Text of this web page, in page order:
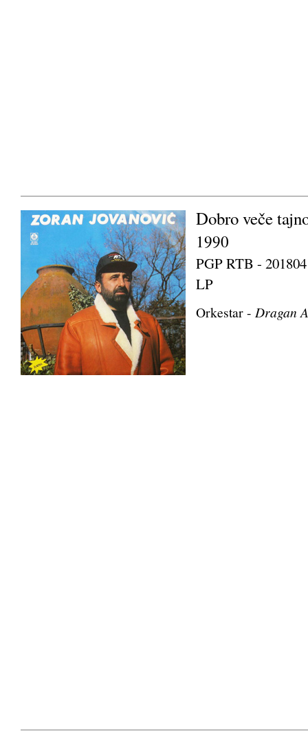
Dobro veče
1990
PGP RTB - 201804
LP
Orkestar - Dragan